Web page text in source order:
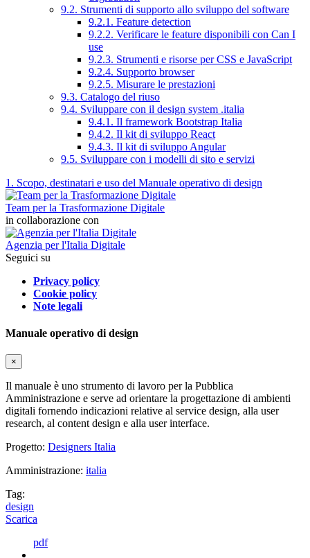
9.2. Strumenti di supporto allo sviluppo del software
9.2.1. Feature detection
9.2.2. Verificare le feature disponibili con Can I
use
9.2.3. Strumenti e risorse per CSS e JavaScript
9.2.4. Supporto browser
9.2.5. Misurare le prestazioni
9.3. Catalogo del riuso
9.4. Sviluppare con il design system .italia
9.4.1. Il framework Bootstrap Italia
9.4.2. Il kit di sviluppo React
9.4.3. Il kit di sviluppo Angular
9.5. Sviluppare con i modelli di sito e servizi
1. Scopo, destinatari e uso del Manuale operativo di design
Team per la Trasformazione Digitale
in collaborazione con
Agenzia per l'Italia Digitale
Seguici su
Privacy policy
Cookie policy
Note legali
Manuale operativo di design
×
Il manuale è uno strumento di lavoro per la Pubblica
Amministrazione e serve ad orientare la progettazione di ambienti
digitali fornendo indicazioni relative al service design, alla user
research, al content design e alla user interface.
Progetto: Designers Italia
Amministrazione: italia
Tag:
design
Scarica
pdf